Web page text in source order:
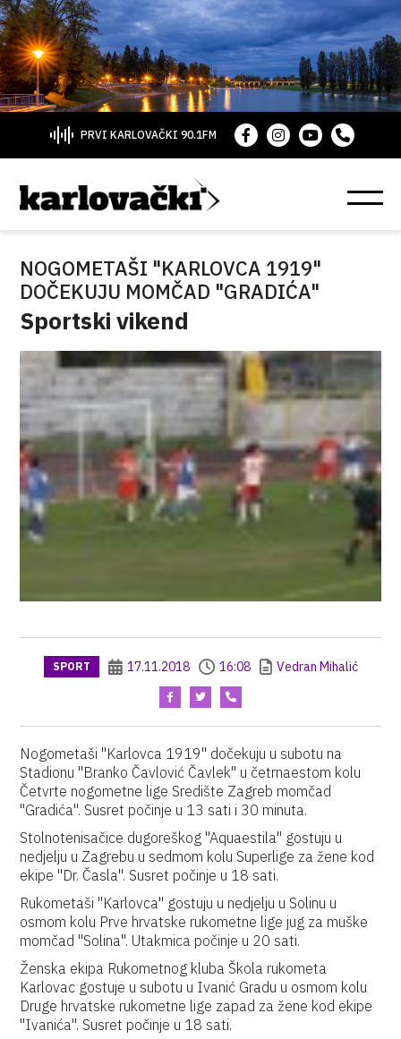
PRVI KARLOVAČKI 90.1FM
NOGOMETAŠI "KARLOVCA 1919"
DOČEKUJU MOMČAD "GRADIĆA"
Sportski vikend
SPORT 17.11.2018 16:08 Vedran Mihalić
Nogometaši "Karlovca 1919" dočekuju u subotu na
Stadionu "Branko Čavlović Čavlek" u četrnaestom kolu
Četvrte nogometne lige Središte Zagreb momčad
"Gradića". Susret počinje u 13 sati i 30 minuta.
Stolnotenisačice dugoreškog "Aquaestila" gostuju u
nedjelju u Zagrebu u sedmom kolu Superlige za žene kod
ekipe "Dr. Časla". Susret počinje u 18 sati.
Rukometaši "Karlovca" gostuju u nedjelju u Solinu u
osmom kolu Prve hrvatske rukometne lige jug za muške
momčad "Solina". Utakmica počinje u 20 sati.
Ženska ekipa Rukometnog kluba Škola rukometa
Karlovac gostuje u subotu u Ivanić Gradu u osmom kolu
Druge hrvatske rukometne lige zapad za žene kod ekipe
"Ivanića". Susret počinje u 18 sati.